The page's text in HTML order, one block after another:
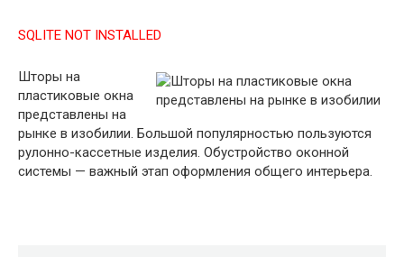
SQLITE NOT INSTALLED
Шторы на
пластиковые окна
представлены на
рынке в изобилии. Большой популярностью пользуются
рулонно-кассетные изделия. Обустройство оконной
системы — важный этап оформления общего интерьера.